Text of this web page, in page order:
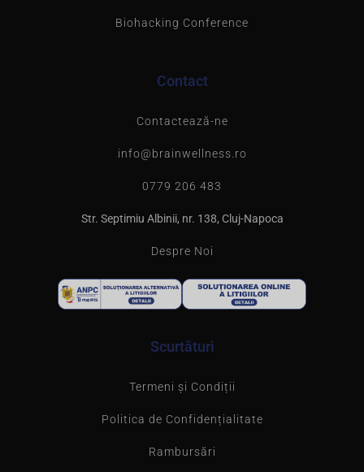
Biohacking Conference
Contact
Contactează-ne
info@brainwellness.ro
0779 206 483
Str. Septimiu Albinii, nr. 138, Cluj-Napoca
Despre Noi
Scurtături
Termeni și Condiții
Politica de Confidențialitate
Rambursări